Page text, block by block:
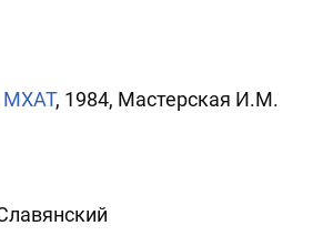
МХАТ, 1984, Мастерская И.М.